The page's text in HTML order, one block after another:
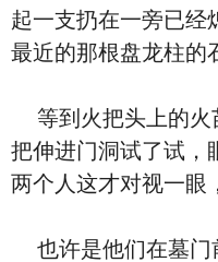
起一支扔在一旁已经
最近的那根盘龙柱的
等到火把头上的火
把伸进门洞试了试，
两个人这才对视一眼
也许是他们在墓门